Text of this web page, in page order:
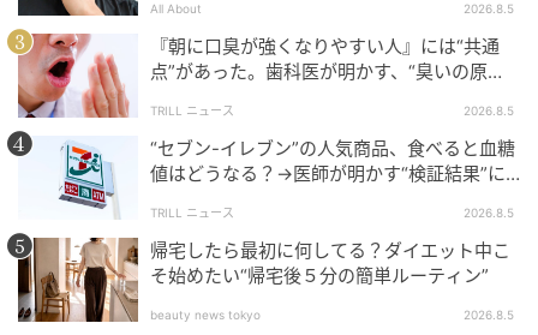
All About 2026.8.5
『朝に口臭が強くなりやすい人』には“共通
点”があった。歯科医が明かす、“臭いの原
TRILL ニュース 2026.8.5
“セブン-イレブン”の人気商品、食べると血糖
値はどうなる？→医師が明かす“検証結果”に
TRILL ニュース 2026.8.5
帰宅したら最初に何してる？ダイエット中こ
そ始めたい“帰宅後５分の簡単ルーティン”
beauty news tokyo 2026.8.5